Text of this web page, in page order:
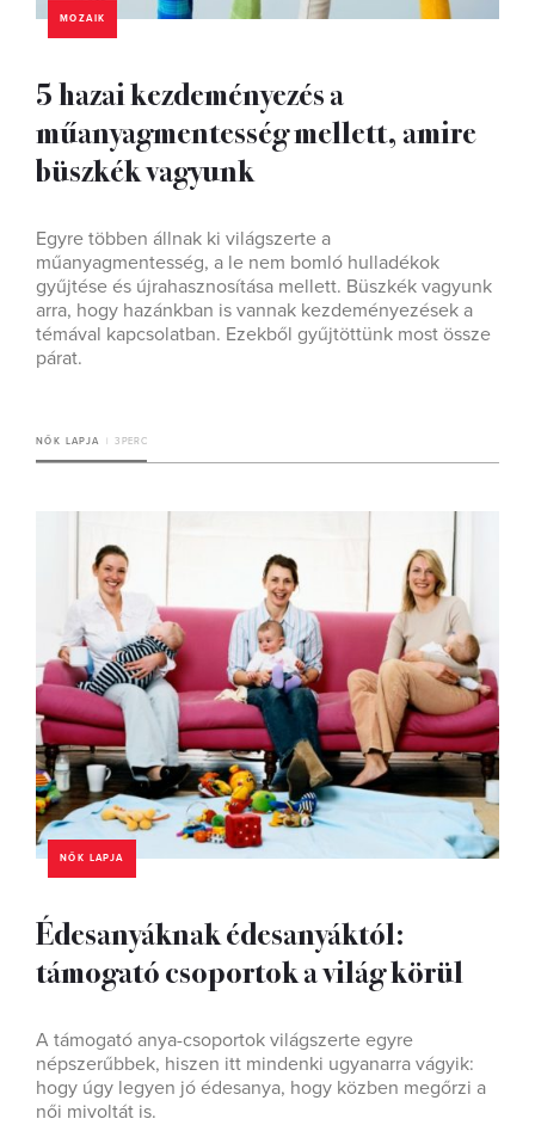
MOZAIK
5 hazai kezdeményezés a
műanyagmentesség mellett, amire
büszkék vagyunk
Egyre többen állnak ki világszerte a
műanyagmentesség, a le nem bomló hulladékok
gyűjtése és újrahasznosítása mellett. Büszkék vagyunk
arra, hogy hazánkban is vannak kezdeményezések a
témával kapcsolatban. Ezekből gyűjtöttünk most össze
párat.
NŐK LAPJA 3 PERC
NŐK LAPJA
Édesanyáknak édesanyáktól:
támogató csoportok a világ körül
A támogató anya-csoportok világszerte egyre
népszerűbbek, hiszen itt mindenki ugyanarra vágyik:
hogy úgy legyen jó édesanya, hogy közben megőrzi a
női mivoltát is.